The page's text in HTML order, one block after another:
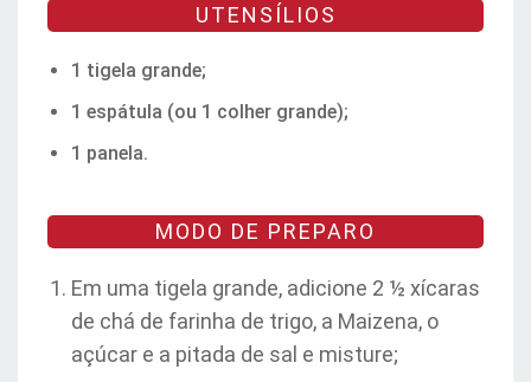
UTENSÍLIOS
1 tigela grande;
1 espátula (ou 1 colher grande);
1 panela.
MODO DE PREPARO
Em uma tigela grande, adicione 2 ½ xícaras
de chá de farinha de trigo, a Maizena, o
açúcar e a pitada de sal e misture;